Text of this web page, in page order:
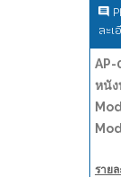
ละ
AP-
หนัง
ราย